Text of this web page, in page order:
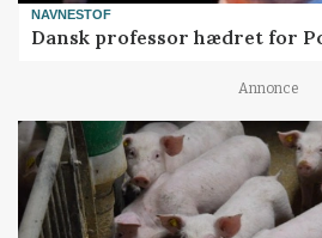
NAVNESTOF
Dansk professor hædret for
Annonce